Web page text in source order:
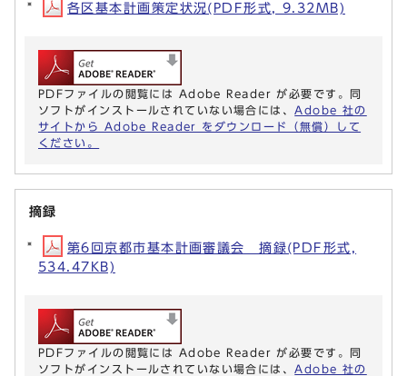
各区基本計画策定状況(PDF形式, 9.32MB)
PDFファイルの閲覧には Adobe Reader が必要です。同
ソフトがインストールされていない場合には、 Adobe 社の
サイトから Adobe Reader をダウンロード（無償）して
ください。
摘録
第6回京都市基本計画審議会 摘録(PDF形式,
534.47KB)
PDFファイルの閲覧には Adobe Reader が必要です。同
ソフトがインストールされていない場合には、 Adobe 社の